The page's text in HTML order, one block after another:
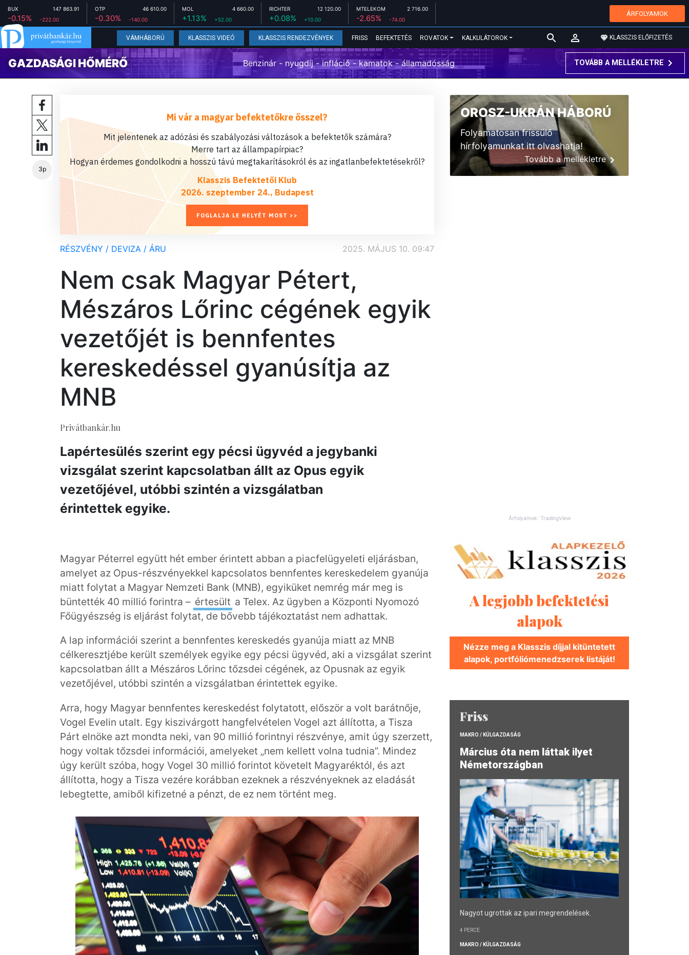
BUX 147 863.91
-0.15% -222.00
OTP 46 610.00
-0.30% -140.00
MOL 4 660.00
+1.13% +52.00
RICHTER 12 120.00
+0.08% +10.00
MTELEKOM 2 716.00
-2.65% -74.00
ÁRFOLYAMOK
VÁMHÁBORÚ KLASSZIS VIDEÓ KLASSZIS RENDEZVÉNYEK FRISS BEFEKTETÉS ROVATOK KALKULÁTOROK KLASSZIS ELŐFIZETÉS
GAZDASÁGI HŐMÉRŐ Benzinár - nyugdíj - infláció - kamatok - államadósság TOVÁBB A MELLÉKLETRE
3p
Mi vár a magyar befektetőkre ősszel?
Mit jelentenek az adózási és szabályozási változások a befektetők számára?
Merre tart az állampapírpiac?
Hogyan érdemes gondolkodni a hosszú távú megtakarításokról és az ingatlanbefektetésekről?
Klasszis Befektetői Klub
2026. szeptember 24., Budapest
FOGLALJA LE HELYÉT MOST >>
RÉSZVÉNY / DEVIZA / ÁRU 2025. MÁJUS 10. 09:47
Nem csak Magyar Pétert,
Mészáros Lőrinc cégének egyik
vezetőjét is bennfentes
kereskedéssel gyanúsítja az
MNB
Privátbankár.hu
Lapértesülés szerint egy pécsi ügyvéd a jegybanki
vizsgálat szerint kapcsolatban állt az Opus egyik
vezetőjével, utóbbi szintén a vizsgálatban
érintettek egyike.
Magyar Péterrel együtt hét ember érintett abban a piacfelügyeleti eljárásban,
amelyet az Opus-részvényekkel kapcsolatos bennfentes kereskedelem gyanúja
miatt folytat a Magyar Nemzeti Bank (MNB), egyiküket nemrég már meg is
büntették 40 millió forintra – értesült a Telex. Az ügyben a Központi Nyomozó
Főügyészség is eljárást folytat, de bővebb tájékoztatást nem adhattak.
A lap információi szerint a bennfentes kereskedés gyanúja miatt az MNB
célkeresztjébe került személyek egyike egy pécsi ügyvéd, aki a vizsgálat szerint
kapcsolatban állt a Mészáros Lőrinc tőzsdei cégének, az Opusnak az egyik
vezetőjével, utóbbi szintén a vizsgálatban érintettek egyike.
Arra, hogy Magyar bennfentes kereskedést folytatott, először a volt barátnője,
Vogel Evelin utalt. Egy kiszivárgott hangfelvételen Vogel azt állította, a Tisza
Párt elnöke azt mondta neki, van 90 millió forintnyi részvénye, amit úgy szerzett,
hogy voltak tőzsdei információi, amelyeket „nem kellett volna tudnia”. Mindez
úgy került szóba, hogy Vogel 30 millió forintot követelt Magyaréktól, és azt
állította, hogy a Tisza vezére korábban ezeknek a részvényeknek az eladását
lebegtette, amiből kifizetné a pénzt, de ez nem történt meg.
OROSZ-UKRÁN HÁBORÚ
Folyamatosan frissülő
hírfolyamunkat itt olvashatja!
Tovább a mellékletre
Árfolyamok: TradingView
A legjobb befektetési
alapok
Nézze meg a Klasszis díjjal kitüntetett
alapok, portfóliómenedzserek listáját!
Friss
MAKRO / KÜLGAZDASÁG
Március óta nem láttak ilyet
Németországban
Nagyot ugrottak az ipari megrendelések.
4 PERCE
MAKRO / KÜLGAZDASÁG